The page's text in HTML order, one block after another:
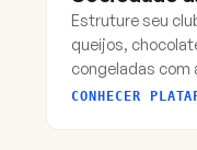
Estruture seu
queijos,
congeladas com
perecibilidade,
CONHECER